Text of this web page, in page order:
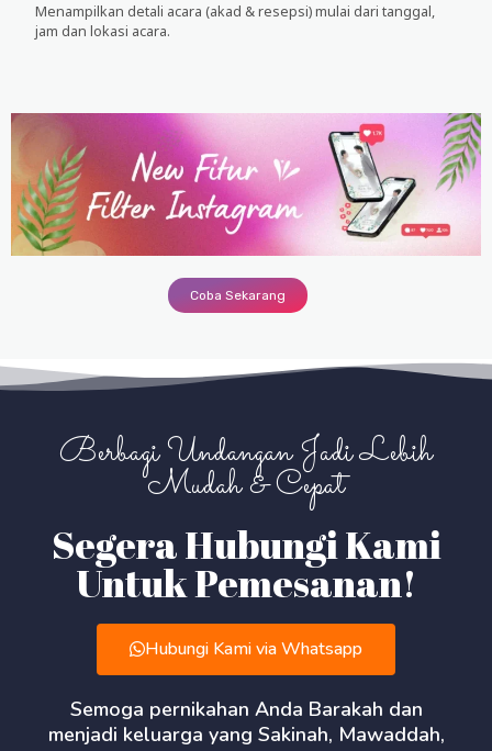
Menampilkan detali acara (akad & resepsi) mulai dari tanggal,
jam dan lokasi acara.
Coba Sekarang
Berbagi Undangan Jadi Lebih
Mudah & Cepat
Segera Hubungi Kami
Untuk Pemesanan!
Hubungi Kami via Whatsapp
Semoga pernikahan Anda Barakah dan
menjadi keluarga yang Sakinah, Mawaddah,